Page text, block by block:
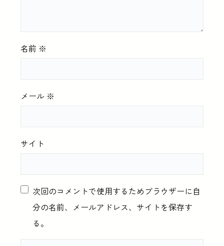
名前 ※
メール ※
サイト
次回のコメントで使用するためブラウザーに自
分の名前、メールアドレス、サイトを保存す
る。